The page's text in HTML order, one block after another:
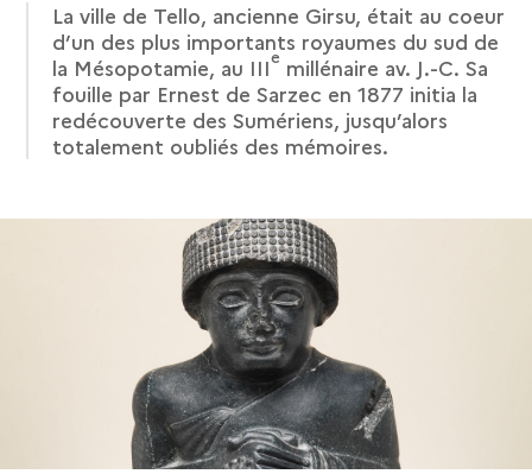
La ville de Tello, ancienne Girsu, était au coeur
d’un des plus importants royaumes du sud de
la Mésopotamie, au IIIe millénaire av. J.-C. Sa
fouille par Ernest de Sarzec en 1877 initia la
redécouverte des Sumériens, jusqu’alors
totalement oubliés des mémoires.